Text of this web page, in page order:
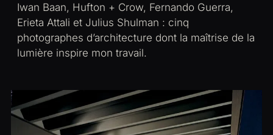
Iwan Baan, Hufton + Crow, Fernando Guerra,
Erieta Attali et Julius Shulman : cinq
photographes d’architecture dont la maîtrise de la
lumière inspire mon travail.